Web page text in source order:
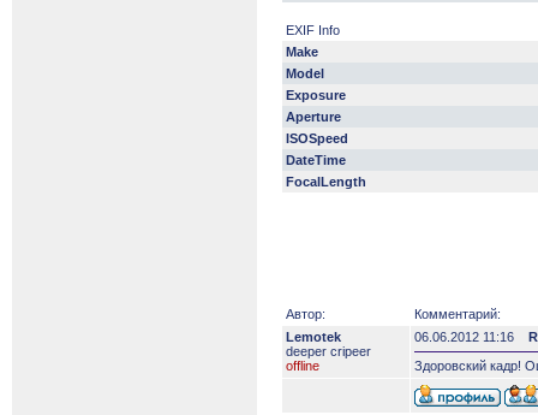
EXIF Info
Make
Model
Exposure
Aperture
ISOSpeed
DateTime
FocalLength
Автор:
Комментарий:
Lemotek
deeper сripeer
offline
06.06.2012 11:16
Здоровский кадр!